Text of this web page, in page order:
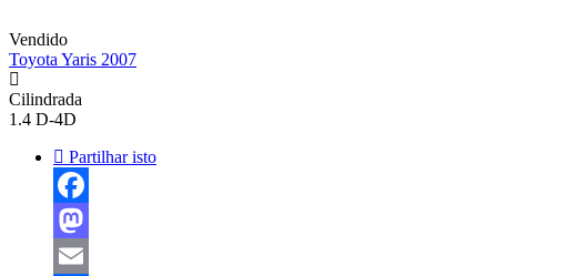
Vendido
Toyota Yaris 2007
Cilindrada
1.4 D-4D
Partilhar isto
Facebook
Mastodon